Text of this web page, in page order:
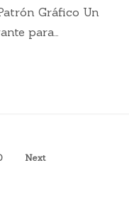
Gráfico Un
para…
Next